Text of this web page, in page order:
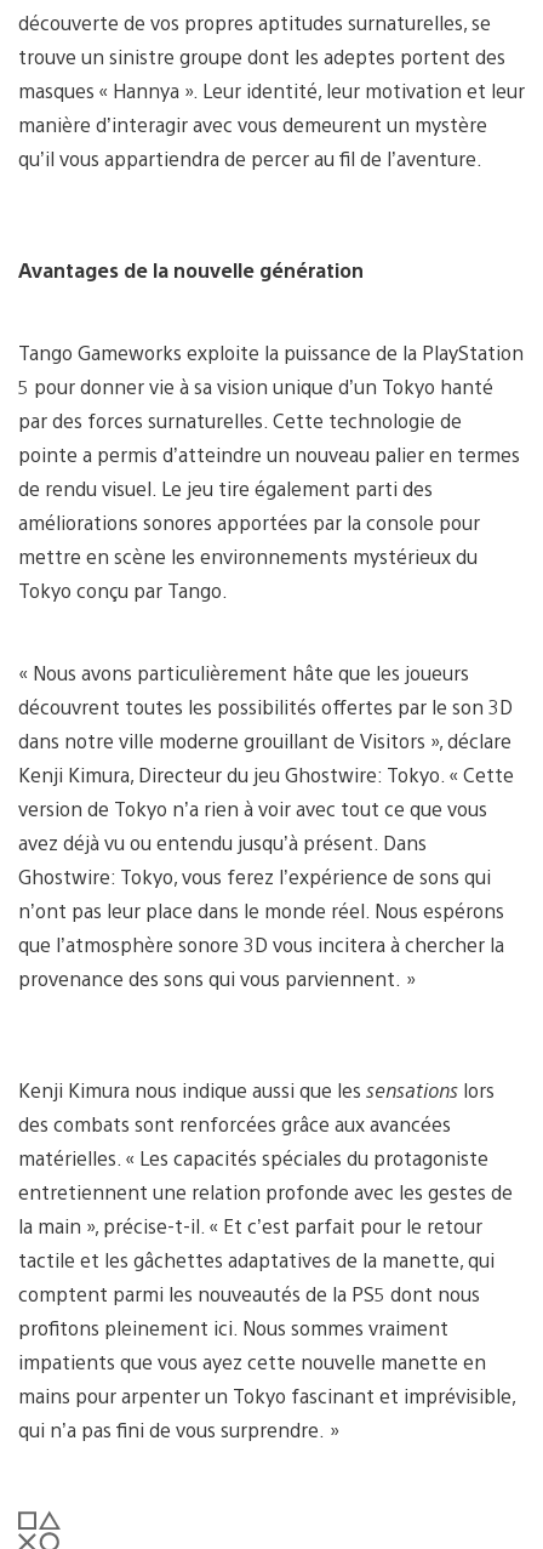
découverte de vos propres aptitudes surnaturelles, se
trouve un sinistre groupe dont les adeptes portent des
masques « Hannya ». Leur identité, leur motivation et leur
manière d’interagir avec vous demeurent un mystère
qu’il vous appartiendra de percer au fil de l’aventure.
Avantages de la nouvelle génération
Tango Gameworks exploite la puissance de la PlayStation
5 pour donner vie à sa vision unique d’un Tokyo hanté
par des forces surnaturelles. Cette technologie de
pointe a permis d’atteindre un nouveau palier en termes
de rendu visuel. Le jeu tire également parti des
améliorations sonores apportées par la console pour
mettre en scène les environnements mystérieux du
Tokyo conçu par Tango.
« Nous avons particulièrement hâte que les joueurs
découvrent toutes les possibilités offertes par le son 3D
dans notre ville moderne grouillant de Visitors », déclare
Kenji Kimura, Directeur du jeu Ghostwire: Tokyo. « Cette
version de Tokyo n’a rien à voir avec tout ce que vous
avez déjà vu ou entendu jusqu’à présent. Dans
Ghostwire: Tokyo, vous ferez l’expérience de sons qui
n’ont pas leur place dans le monde réel. Nous espérons
que l’atmosphère sonore 3D vous incitera à chercher la
provenance des sons qui vous parviennent. »
Kenji Kimura nous indique aussi que les sensations lors
des combats sont renforcées grâce aux avancées
matérielles. « Les capacités spéciales du protagoniste
entretiennent une relation profonde avec les gestes de
la main », précise-t-il. « Et c’est parfait pour le retour
tactile et les gâchettes adaptatives de la manette, qui
comptent parmi les nouveautés de la PS5 dont nous
profitons pleinement ici. Nous sommes vraiment
impatients que vous ayez cette nouvelle manette en
mains pour arpenter un Tokyo fascinant et imprévisible,
qui n’a pas fini de vous surprendre. »